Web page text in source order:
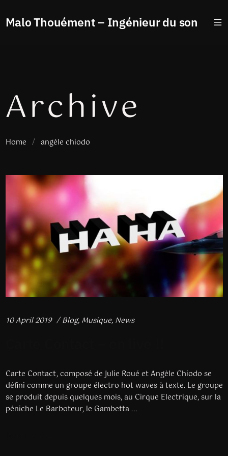
Malo Thouément – Ingénieur du son
Archive
Home / angèle chiodo
10 April 2019 Blog, Musique, News
Carte Contact, composé de Julie Roué et Angèle Chiodo se
défini comme un groupe électro hot waves à texte. Le groupe
se produit depuis quelques mois, au Cirque Electrique, sur la
péniche Le Barboteur, le Gambetta ...